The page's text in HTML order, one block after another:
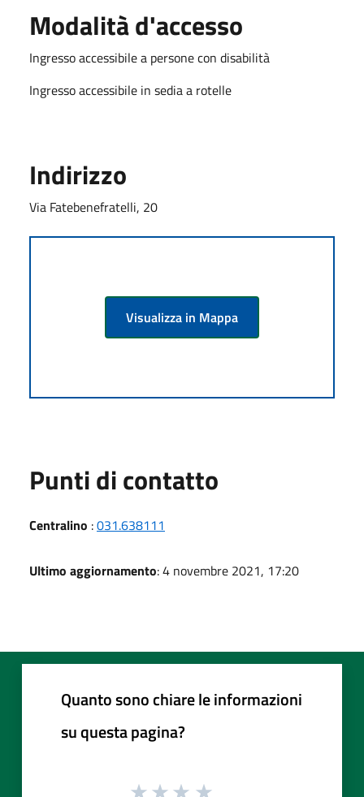
Modalità d'accesso
Ingresso accessibile a persone con disabilità
Ingresso accessibile in sedia a rotelle
Indirizzo
Via Fatebenefratelli, 20
Visualizza in Mappa
Punti di contatto
Centralino :031.638111
Ultimo aggiornamento: 4 novembre 2021, 17:20
Quanto sono chiare le informazioni
su questa pagina?